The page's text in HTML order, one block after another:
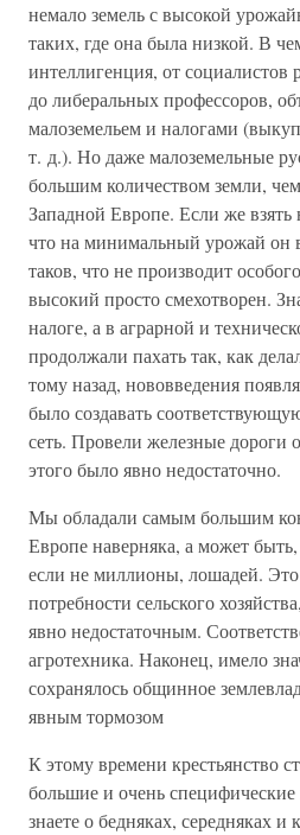
немало земель с высокой
таких, где она была низкой. В
интеллигенция, от социалистов
до либеральных профессоров,
малоземельем и налогами
т. д.). Но даже малоземельные
большим количеством земли,
Западной Европе. Если же взять
что на минимальный урожай
таков, что не производит
высокий просто смехотворен.
налоге, а в аграрной и
продолжали пахать так, как
тому назад, нововведения
было создавать
сеть. Провели железные дороги
этого было явно недостаточно.
Мы обладали самым большим
Европе наверняка, а может
если не миллионы, лошадей. Это
потребности сельского
явно недостаточным.
агротехника. Наконец, имело
сохранялось общинное
явным тормозом
К этому времени крестьянство
большие и очень
знаете о бедняках, середняках и